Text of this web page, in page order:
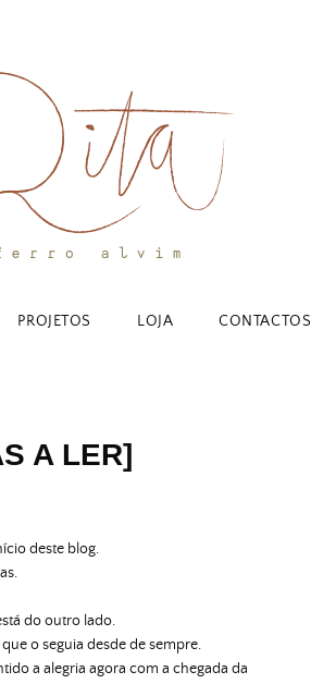
PROJETOS LOJA CONTACTOS
A LER]
deste blog.
do outro lado.
o seguia desde de sempre.
a alegria agora com a chegada da